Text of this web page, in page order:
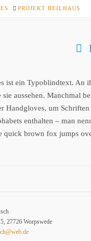
PROJEKT HEILHAUS
ist ein Typoblindtext. An
sie aussehen. Manchmal
Handgloves, um
enthalten – man
quick brown fox jumps
27726 Worpswede